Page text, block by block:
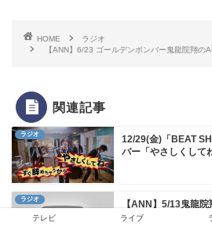
HOME
ラジオ
【ANN】6/23 ゴールデンボンバー鬼龍院翔の
関連記事
ラジオ
12/29(金)「BEAT
バー「やさしくし
ラジオ
【ANN】5/13鬼龍
（ゲスト：水沢アリ
テレビ ライブ